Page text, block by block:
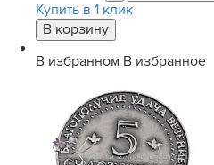
Купить в 1 клик
В избранном В избранное